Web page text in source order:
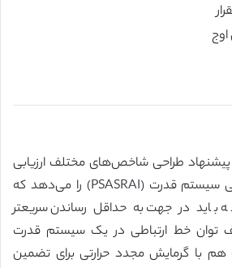
پیشنهاد طراحی شاخص‌های مختلف ارزیابی
نیازمندی سرویس کمکی سیستم قدرت (PSASRAI) را می‌دهد که
باید در جهت به حداقل رساندن سریعتر
توان خط ارتباطی در یک سیستم قدرت
با گرمایش مجدد حرارتی برای تضمین